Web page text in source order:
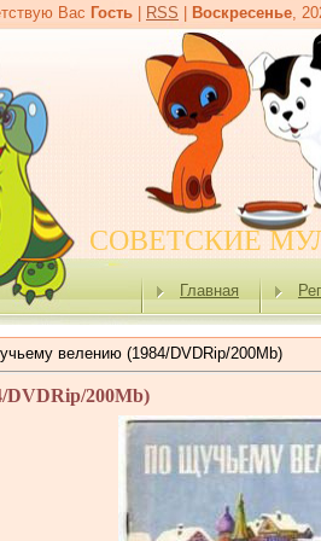
Вас Гость RSS Воскресенье,
СОВЕТСКИЕ
Главная
велению (1984/DVDRip/200Мb)
DVDRip/200Мb)